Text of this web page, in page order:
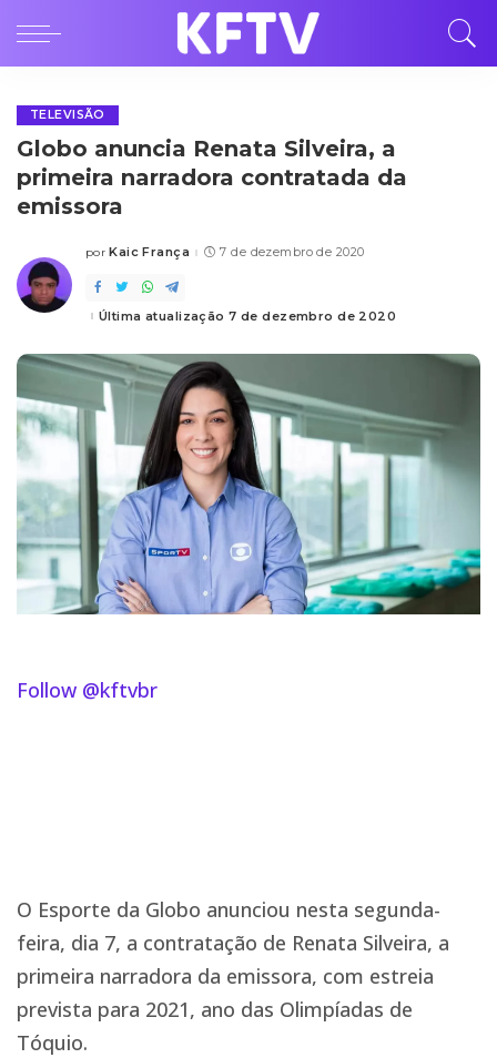
TELEVISÃO
Globo anuncia Renata Silveira, a
primeira narradora contratada da
emissora
Posted
por Kaic França 7 de dezembro de 2020
Última atualização 7 de dezembro de 2020
Follow @kftvbr
O Esporte da Globo anunciou nesta segunda-
feira, dia 7, a contratação de Renata Silveira, a
primeira narradora da emissora, com estreia
prevista para 2021, ano das Olimpíadas de
Tóquio.